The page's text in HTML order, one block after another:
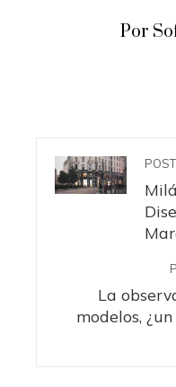
Por
La
modelos,